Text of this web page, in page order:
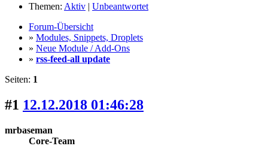
Themen: Aktiv | Unbeantwortet
Forum-Übersicht
» Modules, Snippets, Droplets
» Neue Module / Add-Ons
» rss-feed-all update
Seiten: 1
#1 12.12.2018 01:46:28
mrbaseman
Core-Team